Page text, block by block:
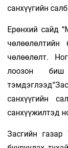
санхүүгийн
Ерөнхий сайд
чөлөөлөлт.
лоозон
санхүүгийн
санхүүжилтэд
Засгийн